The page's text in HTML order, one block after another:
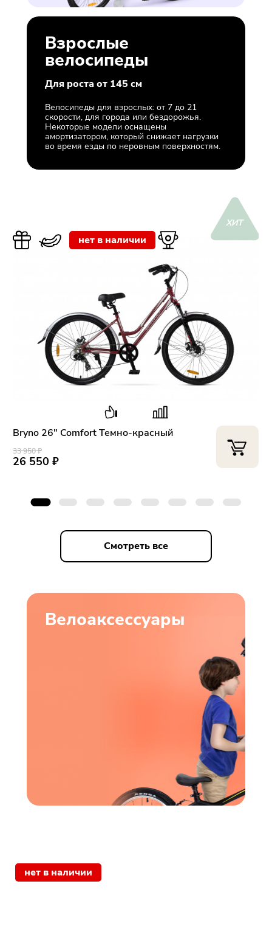
Взрослые
велосипеды
Для роста от 145 см
Велосипеды для взрослых: от 7 до 21
скорости, для города или бездорожья.
Некоторые модели оснащены
амортизатором, который снижает нагрузки
во время езды по неровным поверхностям.
нет в наличии
ХИТ
Bryno 26" Comfort Темно-красный
33 950 ₽
26 550 ₽
Смотреть все
Велоаксессуары
нет в наличии